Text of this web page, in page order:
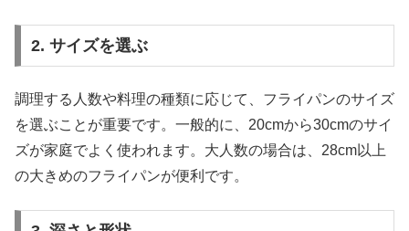
2. サイズを選ぶ
調理する人数や料理の種類に応じて、フライパンのサイズ
を選ぶことが重要です。一般的に、20cmから30cmのサイ
ズが家庭でよく使われます。大人数の場合は、28cm以上
の大きめのフライパンが便利です。